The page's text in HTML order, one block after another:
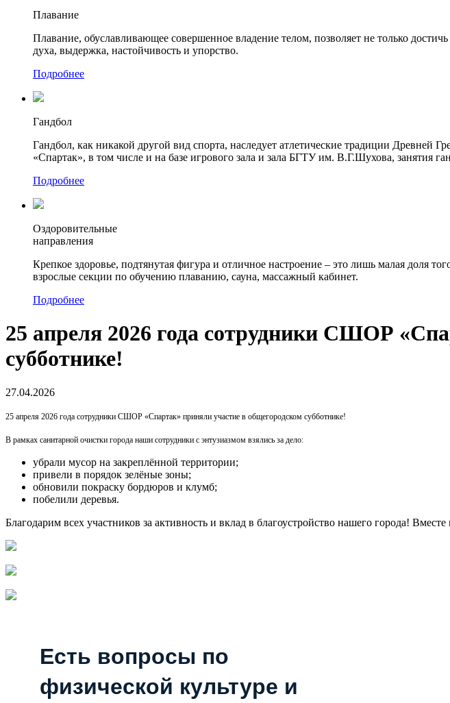
Плавание
Плавание, обуславливающее совершенное владение телом, позволяет не только
духа, выдержка, настойчивость и упорство.
Подробнее
Гандбол
Гандбол, как никакой другой вид спорта, наследует атлетические традиции
«Спартак», в том числе и на базе игрового зала и зала БГТУ им. В.Г.Шухова, занятия
Подробнее
Оздоровительные
направления
Крепкое здоровье, подтянутая фигура и отличное настроение – это лишь малая доля
взрослые секции по обучению плаванию, сауна, массажный кабинет.
Подробнее
25 апреля 2026 года сотрудники СШОР
субботнике!
27.04.2026
25 апреля 2026 года сотрудники СШОР «Спартак» приняли участие в общегородском субботнике!
В рамках санитарной очистки города наши сотрудники с энтузиазмом взялись за дело:
убрали мусор на закреплённой территории;
привели в порядок зелёные зоны;
обновили покраску бордюров и клумб;
побелили деревья.
Благодарим всех участников за активность и вклад в благоустройство нашего города!
Есть вопросы по
физической культуре и